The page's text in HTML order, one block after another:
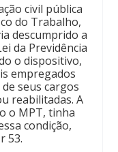
civil pública
do Trabalho,
descumprido a
da Previdência
o dispositivo,
empregados
seus cargos
reabilitadas. A
o MPT, tinha
condição,
53.